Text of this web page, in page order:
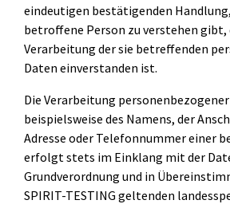
eindeutigen bestätigenden
betroffene Person zu verstehen gibt,
Verarbeitung der sie betreffenden
Daten einverstanden ist.
Die Verarbeitung
beispielsweise des Namens, der
Adresse oder Telefonnummer einer
erfolgt stets im Einklang mit der
Grundverordnung und in
SPIRIT-TESTING geltenden